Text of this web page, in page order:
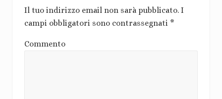
Il tuo indirizzo email non sarà pubblicato. I
campi obbligatori sono contrassegnati *
Commento